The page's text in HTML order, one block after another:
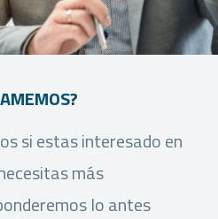
si estas interesado en
más
lo antes